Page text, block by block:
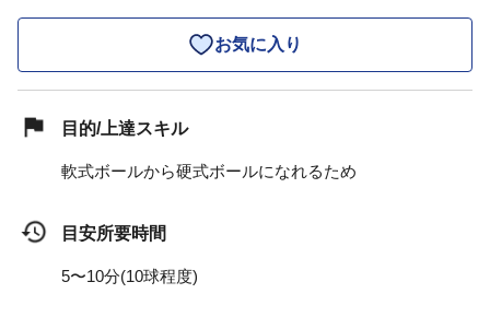
お気に入り
目的/上達スキル
軟式ボールから硬式ボールになれるため
目安所要時間
5〜10分(10球程度)